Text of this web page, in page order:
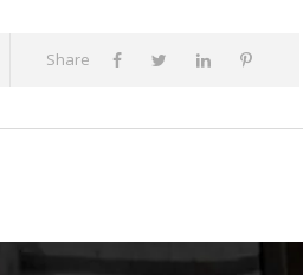
Share